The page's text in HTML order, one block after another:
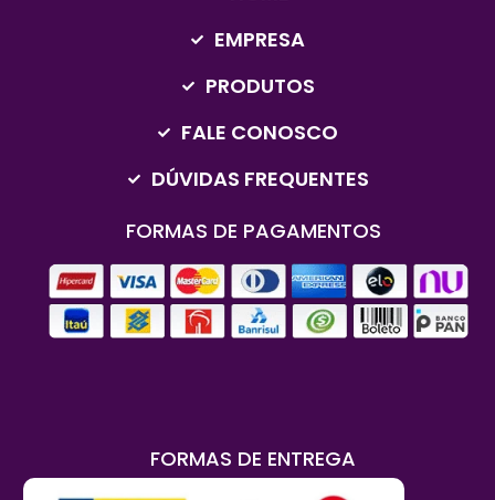
EMPRESA
PRODUTOS
FALE CONOSCO
DÚVIDAS FREQUENTES
FORMAS DE PAGAMENTOS
FORMAS DE ENTREGA